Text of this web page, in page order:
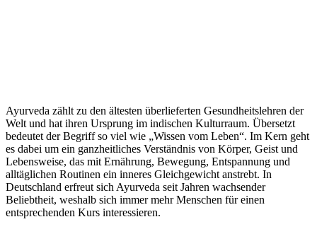
Ayurveda zählt zu den ältesten überlieferten Gesundheitslehren der
Welt und hat ihren Ursprung im indischen Kulturraum. Übersetzt
bedeutet der Begriff so viel wie „Wissen vom Leben“. Im Kern geht
es dabei um ein ganzheitliches Verständnis von Körper, Geist und
Lebensweise, das mit Ernährung, Bewegung, Entspannung und
alltäglichen Routinen ein inneres Gleichgewicht anstrebt. In
Deutschland erfreut sich Ayurveda seit Jahren wachsender
Beliebtheit, weshalb sich immer mehr Menschen für einen
entsprechenden Kurs interessieren.